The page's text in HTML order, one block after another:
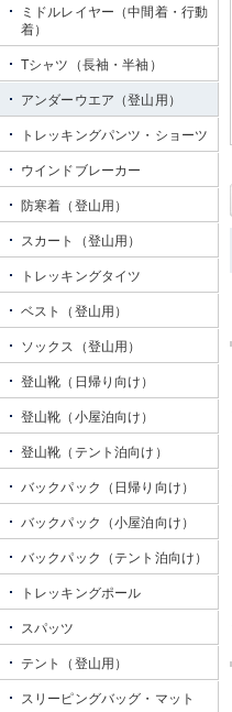
ミドルレイヤー（中間着・行動
着）
Tシャツ（長袖・半袖）
アンダーウエア（登山用）
トレッキングパンツ・ショーツ
ウインドブレーカー
防寒着（登山用）
スカート（登山用）
トレッキングタイツ
ベスト（登山用）
ソックス（登山用）
登山靴（日帰り向け）
登山靴（小屋泊向け）
登山靴（テント泊向け）
バックパック（日帰り向け）
バックパック（小屋泊向け）
バックパック（テント泊向け）
トレッキングポール
スパッツ
テント（登山用）
スリーピングバッグ・マット